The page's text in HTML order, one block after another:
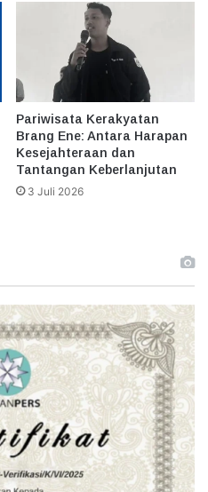
Pariwisata Kerakyatan
Brang Ene: Antara Harapan
Kesejahteraan dan
Tantangan Keberlanjutan
3 Juli 2026